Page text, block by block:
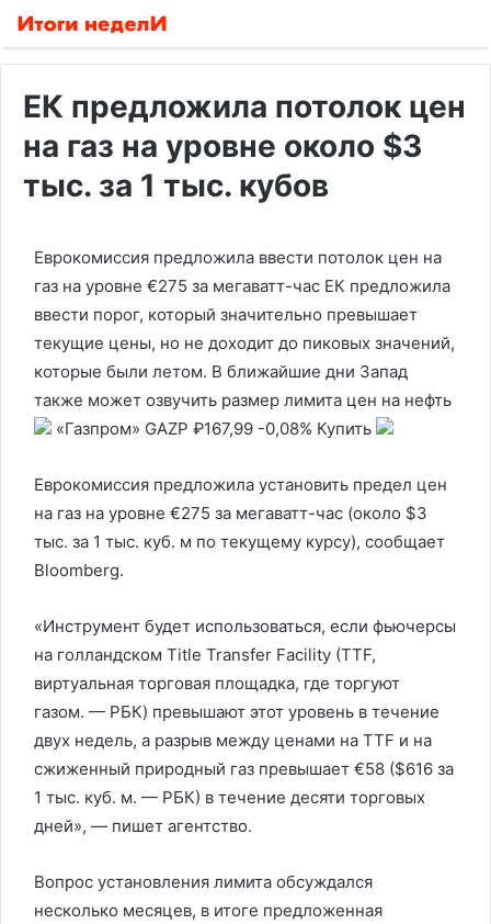
ЕК предложила потолок цен
на газ на уровне около $3
тыс. за 1 тыс. кубов
Еврокомиссия предложила ввести потолок цен на
газ на уровне €275 за мегаватт-час ЕК предложила
ввести порог, который значительно превышает
текущие цены, но не доходит до пиковых значений,
которые были летом. В ближайшие дни Запад
также может озвучить размер лимита цен на нефть
«Газпром» GAZP ₽167,99 -0,08% Купить
Еврокомиссия предложила установить предел цен
на газ на уровне €275 за мегаватт-час (около $3
тыс. за 1 тыс. куб. м по текущему курсу), сообщает
Bloomberg.
«Инструмент будет использоваться, если фьючерсы
на голландском Title Transfer Facility (TTF,
виртуальная торговая площадка, где торгуют
газом. — РБК) превышают этот уровень в течение
двух недель, а разрыв между ценами на TTF и на
сжиженный природный газ превышает €58 ($616 за
1 тыс. куб. м. — РБК) в течение десяти торговых
дней», — пишет агентство.
Вопрос установления лимита обсуждался
несколько месяцев, в итоге предложенная